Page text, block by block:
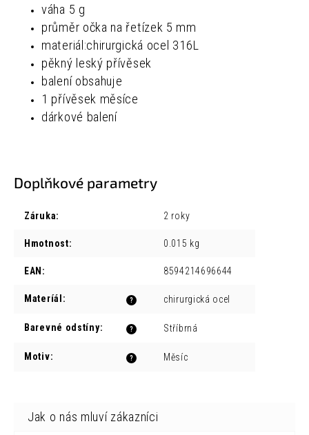
váha 5 g
průměr očka na řetízek 5 mm
materiál:chirurgická ocel 316L
pěkný leský přívěsek
balení obsahuje
1 přívěsek měsíce
dárkové balení
Doplňkové parametry
Záruka: 2 roky
Hmotnost: 0.015 kg
EAN : 8594214696644
?
Materíál : chirurgická ocel
?
Barevné odstíny: Stříbrná
?
Motiv: Měsíc